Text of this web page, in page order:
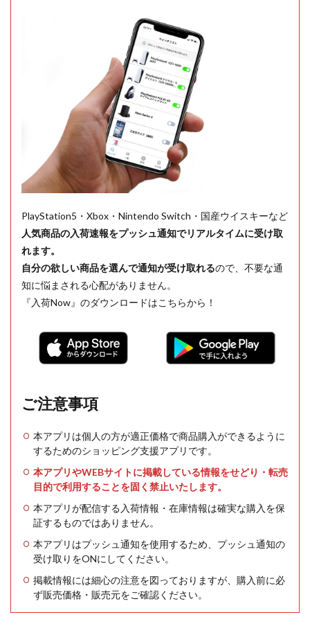
PlayStation5・Xbox・Nintendo Switch・国産ウイスキーなど
人気商品の入荷速報をプッシュ通知でリアルタイムに受け取
れます。
自分の欲しい商品を選んで通知が受け取れるので、不要な通
知に悩まされる心配がありません。
『入荷Now』のダウンロードはこちらから！
ご注意事項
本アプリは個人の方が適正価格で商品購入ができるように
するためのショッピング支援アプリです。
本アプリやWEBサイトに掲載している情報をせどり・転売
目的で利用することを固く禁止いたします。
本アプリが配信する入荷情報・在庫情報は確実な購入を保
証するものではありません。
本アプリはプッシュ通知を使用するため、プッシュ通知の
受け取りをONにしてください。
掲載情報には細心の注意を図っておりますが、購入前に必
ず販売価格・販売元をご確認ください。